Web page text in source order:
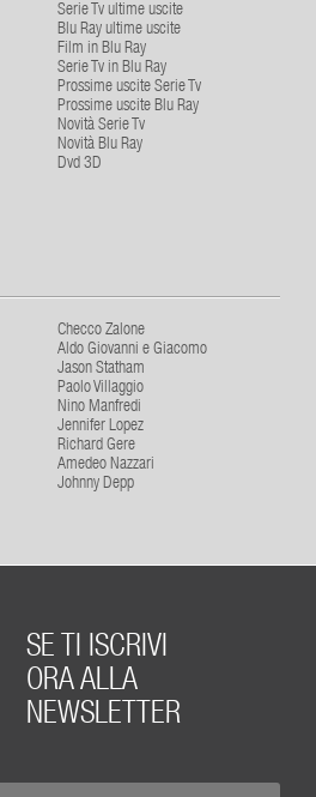
Serie Tv ultime uscite
Blu Ray ultime uscite
Film in Blu Ray
Serie Tv in Blu Ray
Prossime uscite Serie Tv
Prossime uscite Blu Ray
Novità Serie Tv
Novità Blu Ray
Dvd 3D
Checco Zalone
Aldo Giovanni e Giacomo
Jason Statham
Paolo Villaggio
Nino Manfredi
Jennifer Lopez
Richard Gere
Amedeo Nazzari
Johnny Depp
SE TI ISCRIVI
ORA ALLA
NEWSLETTER